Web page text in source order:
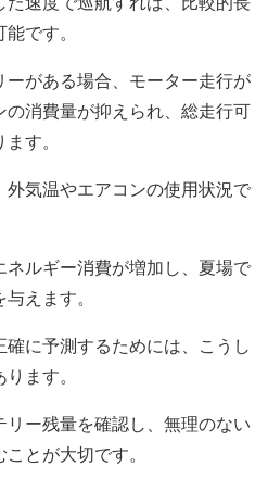
です。
ーがある場合、モーター走行が
消費量が抑えられ、総走行可
す。
外気温やエアコンの使用状況で
ルギー消費が増加し、夏場で
えます。
確に予測するためには、こうし
ます。
ー残量を確認し、無理のない
とが大切です。